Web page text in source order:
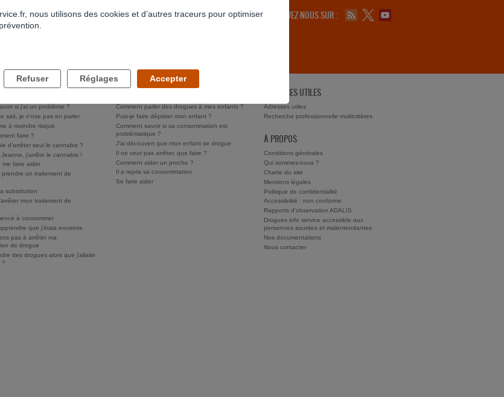
SUIVEZ-NOUS SUR :
si j'ai un problème ?
sait, je n'ose pas en parler
à moindre risque
faire ?
d'arrêter seul le cannabis ?
j'arrête le cannabis !
me faire aider
prendre un traitement de
substitution
mon traitement de
à consommer
que j'étais enceinte
pas à arrêter ma
de drogue
des drogues alors que j'allaite
?
Comment parler des drogues à mes enfants ?
Puis-je faire dépister mon enfant ?
Comment savoir si sa consommation est
problématique ?
J'ai découvert que mon enfant se drogue
Il ne veut pas arrêter, que faire ?
Comment aider un proche ?
Il a repris sa consommation
Se faire aider
ADRESSES UTILES
Adresses utiles
Recherche professionnelle multicritères
À PROPOS
Conditions générales
Qui sommes-nous ?
Charte du site
Mentions légales
Politique de confidentialité
Accessibilité : non conforme
Rapports d'observation ADALIS
Drogues info service accessible aux
personnes sourdes et malentendantes
Nos documentations
Nous contacter
nous utilisons des cookies et d’autres traceurs pour optimiser
Refuser Réglages Accepter